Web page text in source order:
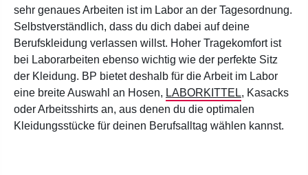
sehr genaues Arbeiten ist im Labor an der Tagesordnung.
Selbstverständlich, dass du dich dabei auf deine
Berufskleidung verlassen willst. Hoher Tragekomfort ist
bei Laborarbeiten ebenso wichtig wie der perfekte Sitz
der Kleidung. BP bietet deshalb für die Arbeit im Labor
eine breite Auswahl an Hosen, LABORKITTEL, Kasacks
oder Arbeitsshirts an, aus denen du die optimalen
Kleidungsstücke für deinen Berufsalltag wählen kannst.